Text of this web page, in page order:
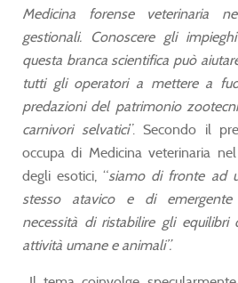
Medicina forense veterinaria
gestionali. Conoscere gli
questa branca scientifica può
tutti gli operatori a mettere a
predazioni del patrimonio
carnivori selvatici”. Secondo il
occupa di Medicina veterinaria
degli esotici, “siamo di fronte ad
stesso atavico e di
necessità di ristabilire gli
attività umane e animali”.